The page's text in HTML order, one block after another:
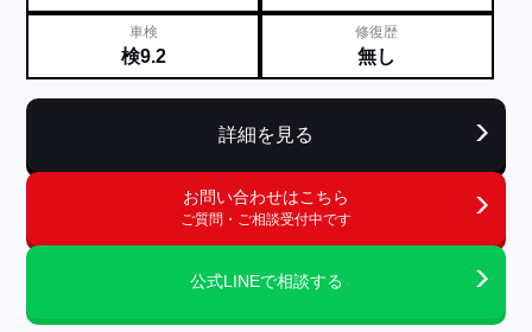
車検
検9.2
修復歴
無し
詳細を見る
お問い合わせはこちら
ご質問・ご相談受付中です
公式LINEで相談する